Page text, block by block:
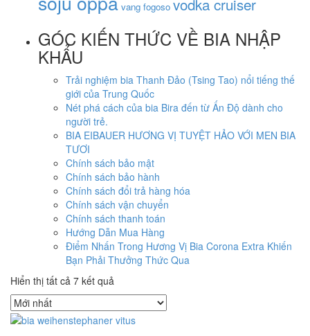
vang fogoso vodka cruiser
GÓC KIẾN THỨC VỀ BIA NHẬP
KHẨU
Trải nghiệm bia Thanh Đảo (Tsing Tao) nổi tiếng thế
giới của Trung Quốc
Nét phá cách của bia Bira đến từ Ấn Độ dành cho
người trẻ.
BIA EIBAUER HƯƠNG VỊ TUYỆT HẢO VỚI MEN BIA
TƯƠI
Chính sách bảo mật
Chính sách bảo hành
Chính sách đổi trả hàng hóa
Chính sách vận chuyển
Chính sách thanh toán
Hướng Dẫn Mua Hàng
Điểm Nhấn Trong Hương Vị Bia Corona Extra Khiến
Bạn Phải Thưởng Thức Qua
Hiển thị tất cả 7 kết quả